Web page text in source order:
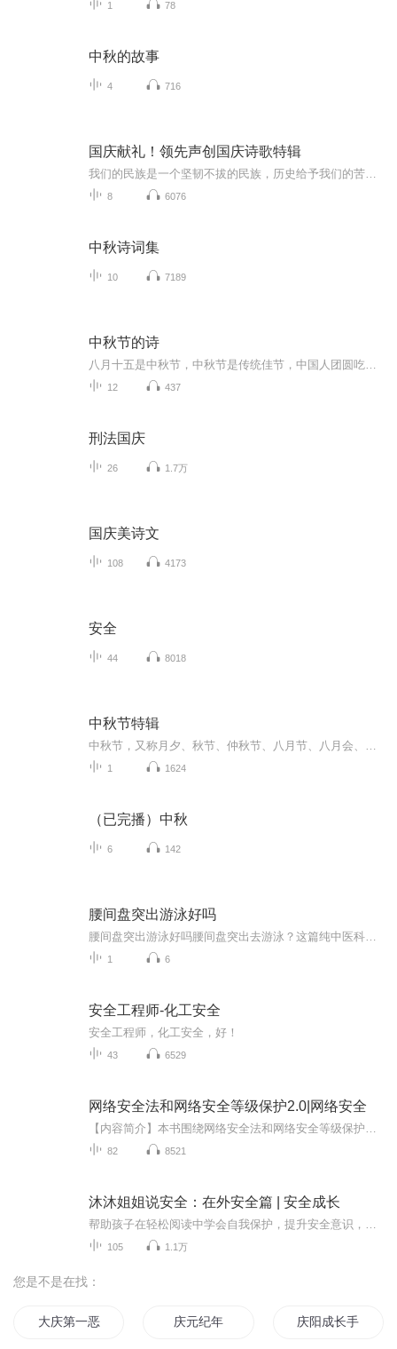
1 78
中秋的故事
4 716
国庆献礼！领先声创国庆诗歌特辑
8 6076
中秋诗词集
10 7189
中秋节的诗
12 437
刑法国庆
26 1.7万
国庆美诗文
108 4173
安全
44 8018
中秋节特辑
1 1624
（已完播）中秋
6 142
腰间盘突出游泳好吗
1 6
安全工程师-化工安全
安全工程师，化工安全，好！
43 6529
网络安全法和网络安全等级保护2.0|网络安全
82 8521
沐沐姐姐说安全：在外安全篇 | 安全成长
105 1.1万
您是不是在找：
大庆第一恶 庆元纪年 庆阳成长手札